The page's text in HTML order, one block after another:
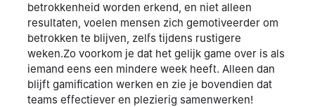
betrokkenheid worden erkend, en niet alleen
resultaten, voelen mensen zich gemotiveerder om
betrokken te blijven, zelfs tijdens rustigere
weken.Zo voorkom je dat het gelijk game over is als
iemand eens een mindere week heeft. Alleen dan
blijft gamification werken en zie je bovendien dat
teams effectiever en plezierig samenwerken!